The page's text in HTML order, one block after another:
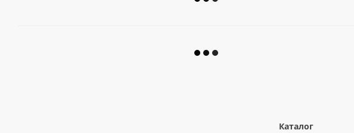
Каталог